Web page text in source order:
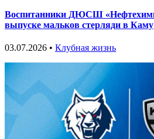
Воспитанники ДЮСШ
выпуске мальков стерляди в Каму
03.07.2026 • Клубная жизнь